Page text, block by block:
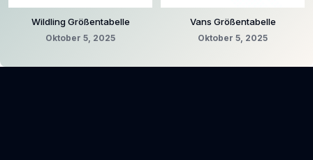
Wildling Größentabelle
Oktober 5, 2025
Vans Größentabelle
Oktober 5, 2025